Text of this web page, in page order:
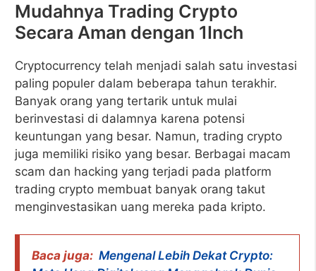
Mudahnya Trading Crypto
Secara Aman dengan 1Inch
Cryptocurrency telah menjadi salah satu investasi
paling populer dalam beberapa tahun terakhir.
Banyak orang yang tertarik untuk mulai
berinvestasi di dalamnya karena potensi
keuntungan yang besar. Namun, trading crypto
juga memiliki risiko yang besar. Berbagai macam
scam dan hacking yang terjadi pada platform
trading crypto membuat banyak orang takut
menginvestasikan uang mereka pada kripto.
Baca juga: Mengenal Lebih Dekat Crypto: